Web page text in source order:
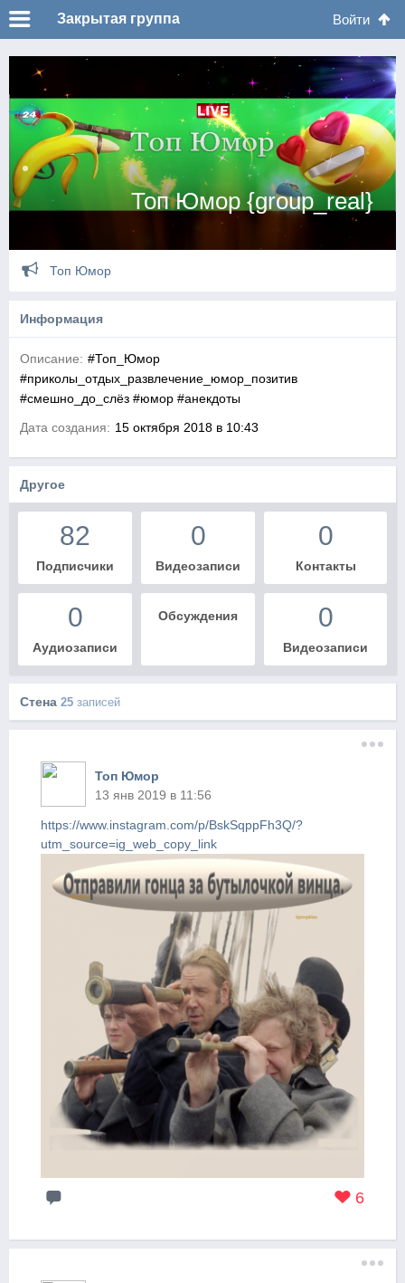
Войти
Закрытая группа
Топ Юмор {group_real}
Топ Юмор
Информация
Описание: #Топ_Юмор
#приколы_отдых_развлечение_юмор_позитив
#смешно_до_слёз #юмор #анекдоты
Дата создания: 15 октября 2018 в 10:43
Другое
82
Подписчики
0
Видеозаписи
0
Контакты
0
Аудиозаписи
Обсуждения 0
Видеозаписи
Стена 25 записей
Топ Юмор
13 янв 2019 в 11:56
https://www.instagram.com/p/BskSqppFh3Q/?
utm_source=ig_web_copy_link
6